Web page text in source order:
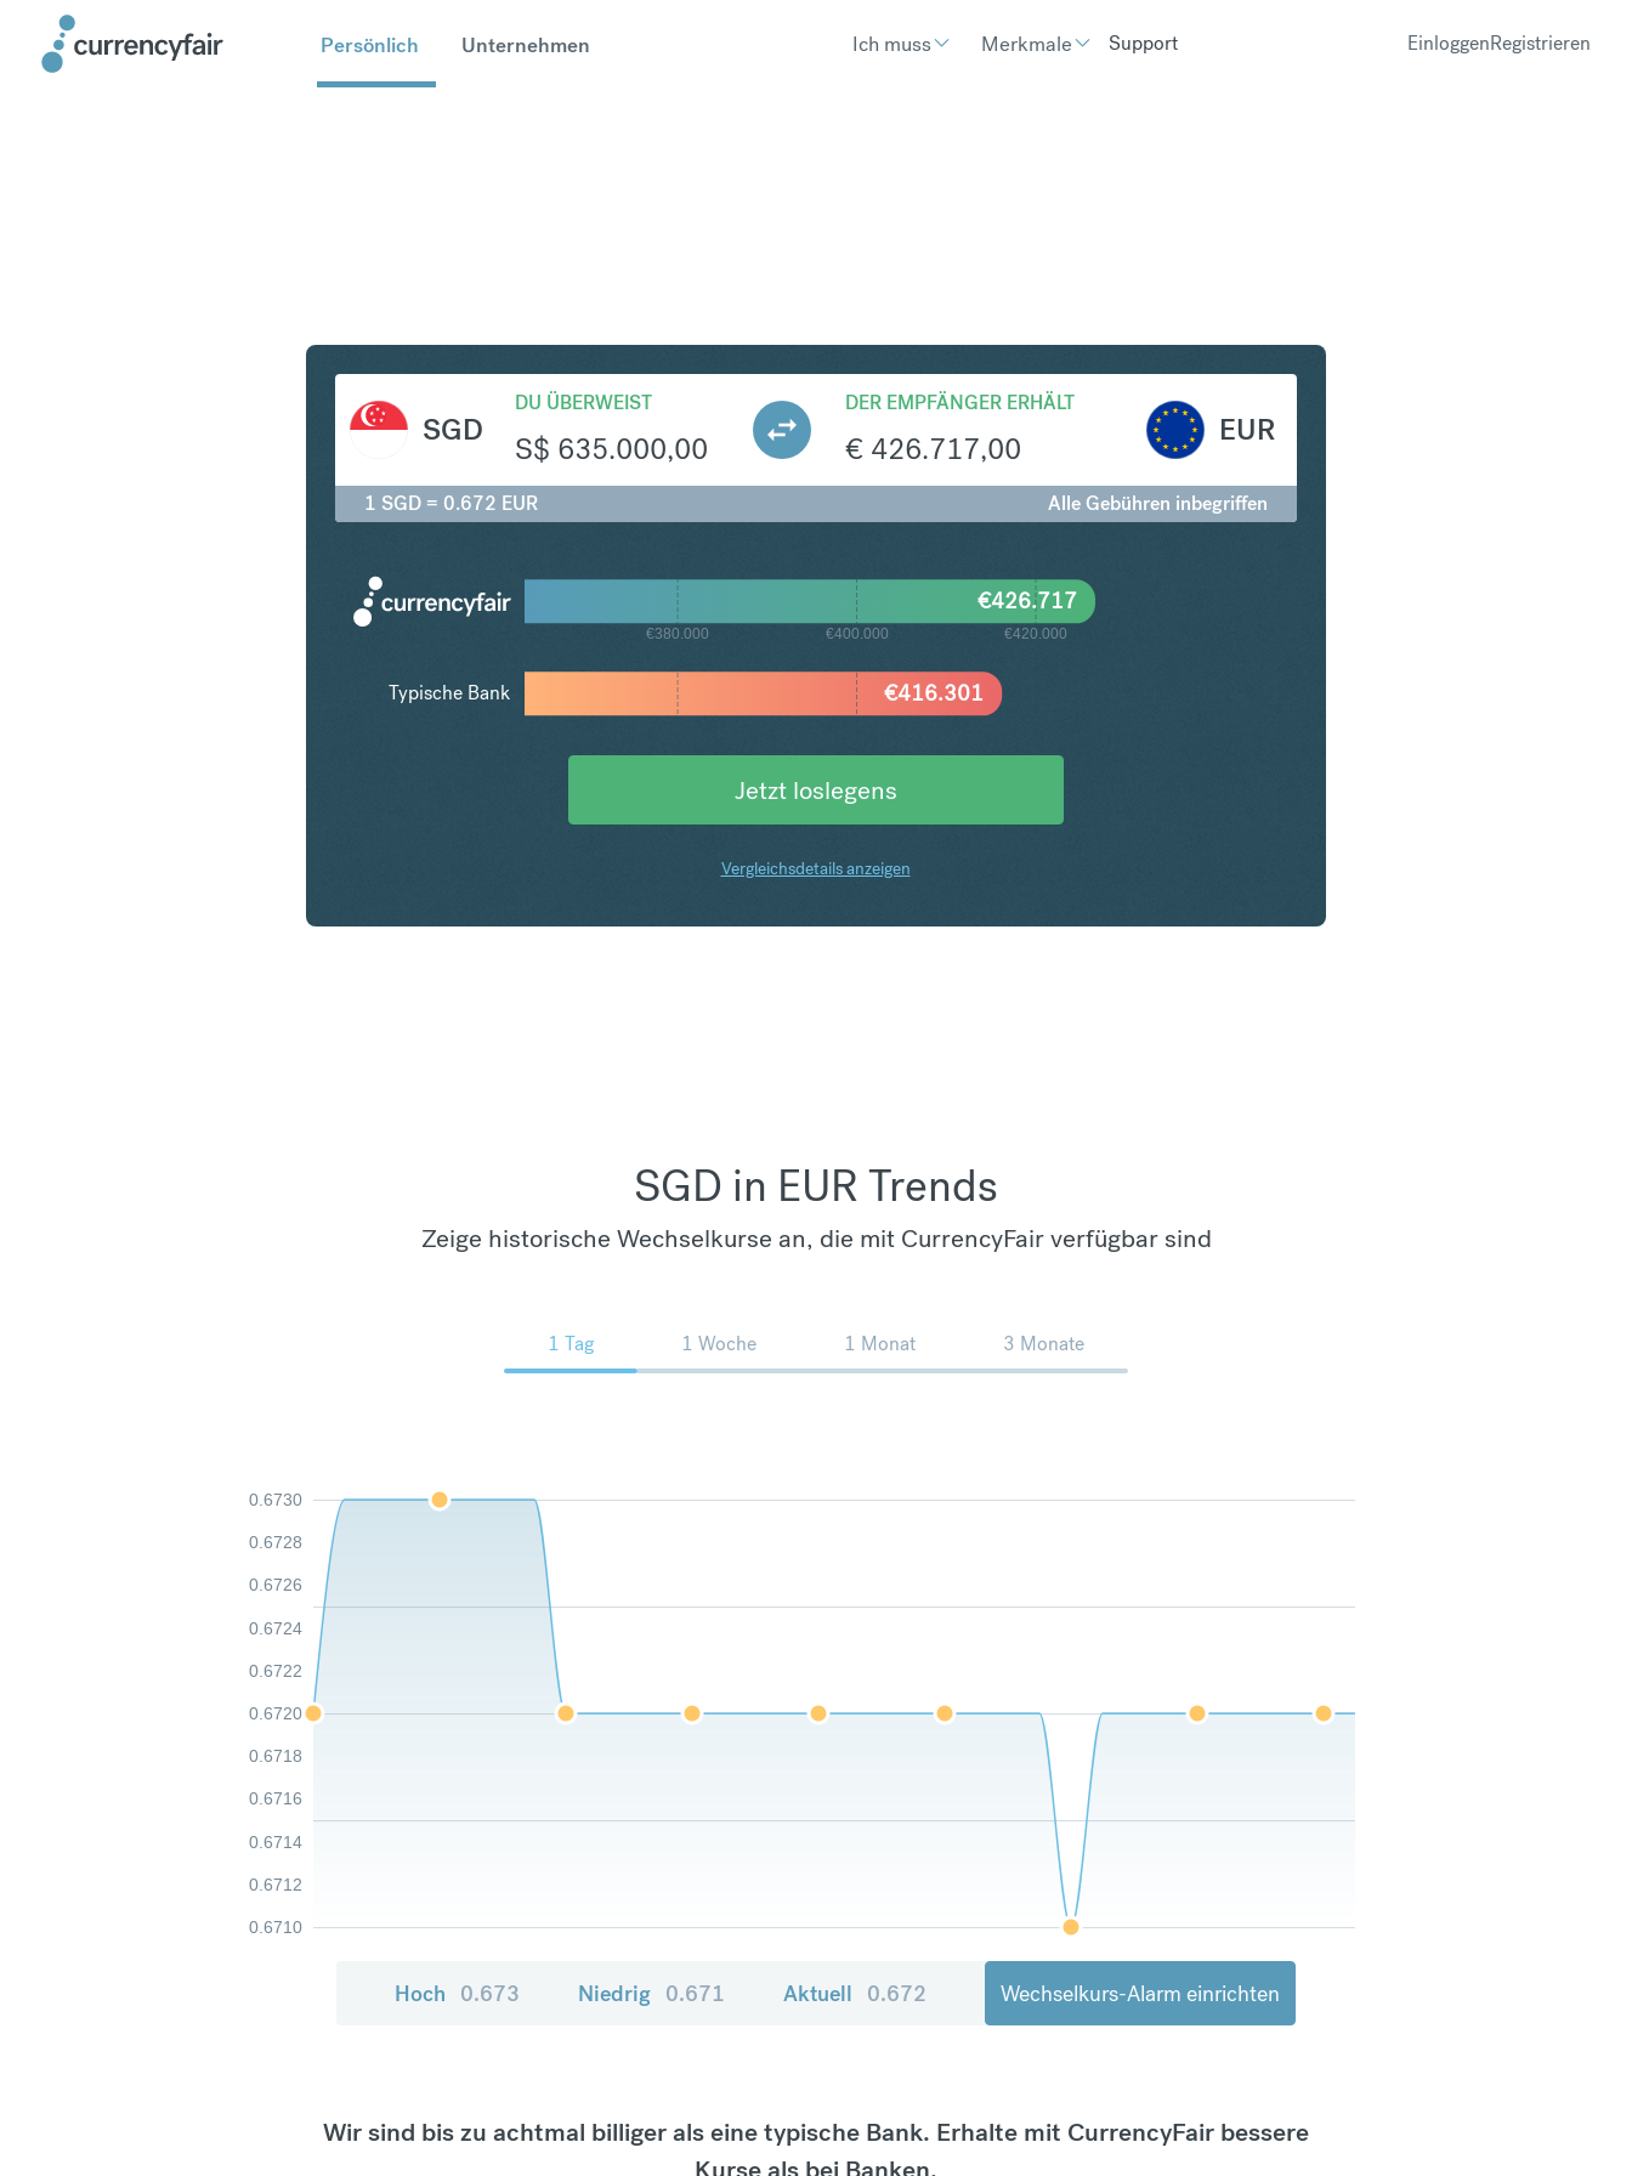
Persönlich Unternehmen Ich muss Merkmale Support EinloggenRegistrieren
SGD
DU ÜBERWEIST
S$ 635.000,00
DER EMPFÄNGER ERHÄLT
€ 426.717,00
EUR
1 SGD = 0.672 EUR Alle Gebühren inbegriffen
€380.000 €400.000 €420.000
€416.301
€426.717
Typische Bank
Jetzt loslegens
Vergleichsdetails anzeigen
SGD in EUR Trends
Zeige historische Wechselkurse an, die mit CurrencyFair verfügbar sind
1 Tag 1 Woche 1 Monat 3 Monate
0.6710
0.6712
0.6714
0.6716
0.6718
0.6720
0.6722
0.6724
0.6726
0.6728
0.6730
Hoch 0.673 Niedrig 0.671 Aktuell 0.672 Wechselkurs-Alarm einrichten
Wir sind bis zu achtmal billiger als eine typische Bank. Erhalte mit CurrencyFair bessere
Kurse als bei Banken.